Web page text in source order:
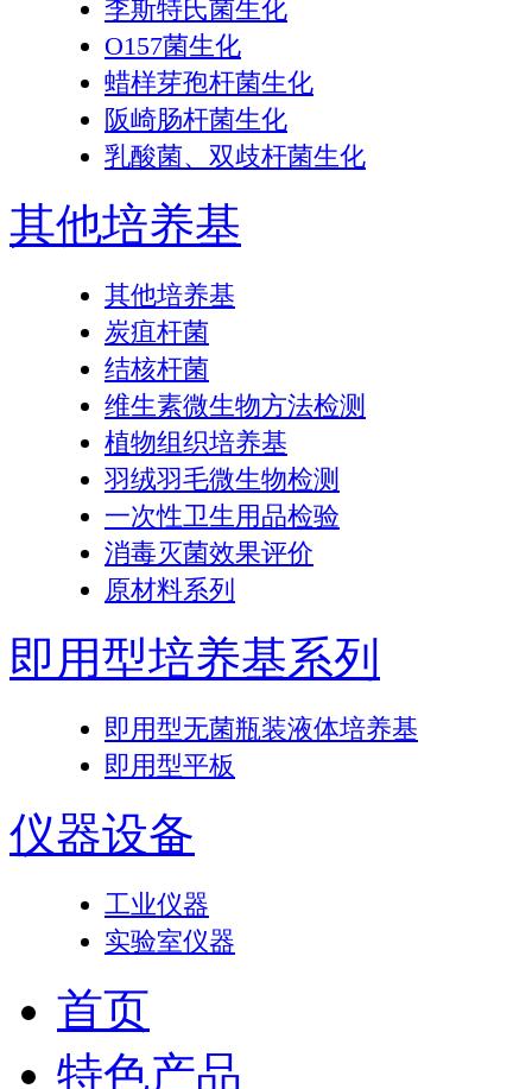
李斯特氏菌生化
O157菌生化
蜡样芽孢杆菌生化
阪崎肠杆菌生化
乳酸菌、双歧杆菌生化
其他培养基
其他培养基
炭疽杆菌
结核杆菌
维生素微生物方法检测
植物组织培养基
羽绒羽毛微生物检测
一次性卫生用品检验
消毒灭菌效果评价
原材料系列
即用型培养基系列
即用型无菌瓶装液体培养基
即用型平板
仪器设备
工业仪器
实验室仪器
首页
特色产品